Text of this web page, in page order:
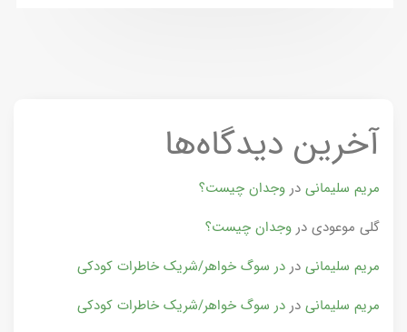
آخرین دیدگاه‌ها
مریم سلیمانی در وجدان چیست؟
گلی موعودی در وجدان چیست؟
مریم سلیمانی در در سوگ خواهر/شریک خاطرات کودکی
مریم سلیمانی در در سوگ خواهر/شریک خاطرات کودکی